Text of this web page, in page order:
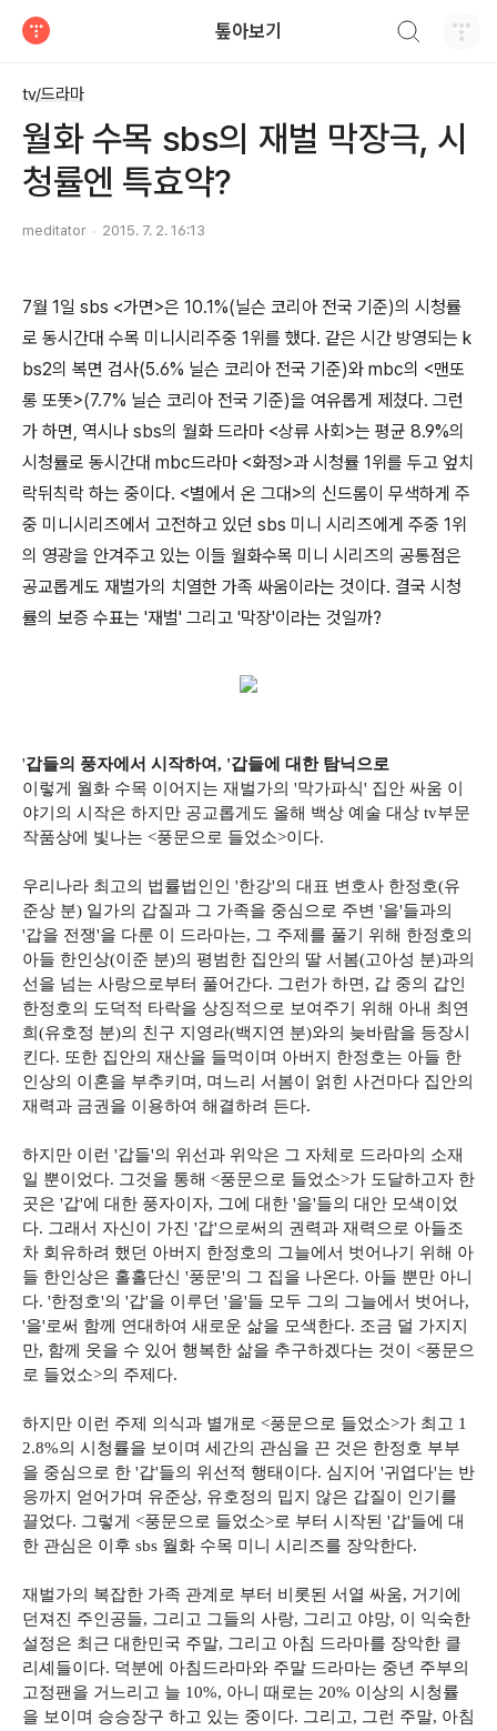
톺아보기
tv/드라마
월화 수목 sbs의 재벌 막장극, 시
청률엔 특효약?
meditator 2015. 7. 2. 16:13
7월 1일 sbs <가면>은 10.1%(닐슨 코리아 전국 기준)의 시청률
로 동시간대 수목 미니시리주중 1위를 했다. 같은 시간 방영되는 k
bs2의 복면 검사(5.6% 닐슨 코리아 전국 기준)와 mbc의 <맨또
롱 또똣>(7.7% 닐슨 코리아 전국 기준)을 여유롭게 제쳤다. 그런
가 하면, 역시나 sbs의 월화 드라마 <상류 사회>는 평균 8.9%의
시청률로 동시간대 mbc드라마 <화정>과 시청률 1위를 두고 엎치
락뒤칙락 하는 중이다. <별에서 온 그대>의 신드롬이 무색하게 주
중 미니시리즈에서 고전하고 있던 sbs 미니 시리즈에게 주중 1위
의 영광을 안겨주고 있는 이들 월화수목 미니 시리즈의 공통점은
공교롭게도 재벌가의 치열한 가족 싸움이라는 것이다. 결국 시청
률의 보증 수표는 '재벌' 그리고 '막장'이라는 것일까?
'갑들의 풍자에서 시작하여, '갑들에 대한 탐닉으로
이렇게 월화 수목 이어지는 재벌가의 '막가파식' 집안 싸움 이
야기의 시작은 하지만 공교롭게도 올해 백상 예술 대상 tv부문
작품상에 빛나는 <풍문으로 들었소>이다.
우리나라 최고의 법률법인인 '한강'의 대표 변호사 한정호(유
준상 분) 일가의 갑질과 그 가족을 중심으로 주변 '을'들과의
'갑을 전쟁'을 다룬 이 드라마는, 그 주제를 풀기 위해 한정호의
아들 한인상(이준 분)의 평범한 집안의 딸 서봄(고아성 분)과의
선을 넘는 사랑으로부터 풀어간다. 그런가 하면, 갑 중의 갑인
한정호의 도덕적 타락을 상징적으로 보여주기 위해 아내 최연
희(유호정 분)의 친구 지영라(백지연 분)와의 늦바람을 등장시
킨다. 또한 집안의 재산을 들먹이며 아버지 한정호는 아들 한
인상의 이혼을 부추키며, 며느리 서봄이 얽힌 사건마다 집안의
재력과 금권을 이용하여 해결하려 든다.
하지만 이런 '갑들'의 위선과 위악은 그 자체로 드라마의 소재
일 뿐이었다. 그것을 통해 <풍문으로 들었소>가 도달하고자 한
곳은 '갑'에 대한 풍자이자, 그에 대한 '을'들의 대안 모색이었
다. 그래서 자신이 가진 '갑'으로써의 권력과 재력으로 아들조
차 회유하려 했던 아버지 한정호의 그늘에서 벗어나기 위해 아
들 한인상은 홀홀단신 '풍문'의 그 집을 나온다. 아들 뿐만 아니
다. '한정호'의 '갑'을 이루던 '을'들 모두 그의 그늘에서 벗어나,
'을'로써 함께 연대하여 새로운 삶을 모색한다. 조금 덜 가지지
만, 함께 웃을 수 있어 행복한 삶을 추구하겠다는 것이 <풍문으
로 들었소>의 주제다.
하지만 이런 주제 의식과 별개로 <풍문으로 들었소>가 최고 1
2.8%의 시청률을 보이며 세간의 관심을 끈 것은 한정호 부부
을 중심으로 한 '갑'들의 위선적 행태이다. 심지어 '귀엽다'는 반
응까지 얻어가며 유준상, 유호정의 밉지 않은 갑질이 인기를
끌었다. 그렇게 <풍문으로 들었소>로 부터 시작된 '갑'들에 대
한 관심은 이후 sbs 월화 수목 미니 시리즈를 장악한다.
재벌가의 복잡한 가족 관계로 부터 비롯된 서열 싸움, 거기에
던져진 주인공들, 그리고 그들의 사랑, 그리고 야망, 이 익숙한
설정은 최근 대한민국 주말, 그리고 아침 드라마를 장악한 클
리셰들이다. 덕분에 아침드라마와 주말 드라마는 중년 주부의
고정팬을 거느리고 늘 10%, 아니 때로는 20% 이상의 시청률
을 보이며 승승장구 하고 있는 중이다. 그리고, 그런 주말, 아침